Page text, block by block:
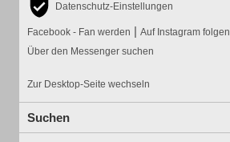
Datenschutz-Einstellungen
Facebook - Fan werden | Auf Instagram folgen
Über den Messenger suchen
Zur Desktop-Seite wechseln
Suchen